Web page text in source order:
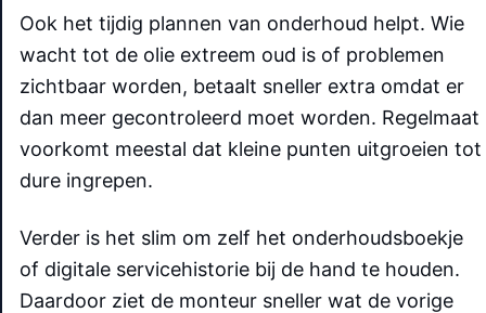
Ook het tijdig plannen van onderhoud helpt. Wie
wacht tot de olie extreem oud is of problemen
zichtbaar worden, betaalt sneller extra omdat er
dan meer gecontroleerd moet worden. Regelmaat
voorkomt meestal dat kleine punten uitgroeien tot
dure ingrepen.
Verder is het slim om zelf het onderhoudsboekje
of digitale servicehistorie bij de hand te houden.
Daardoor ziet de monteur sneller wat de vorige